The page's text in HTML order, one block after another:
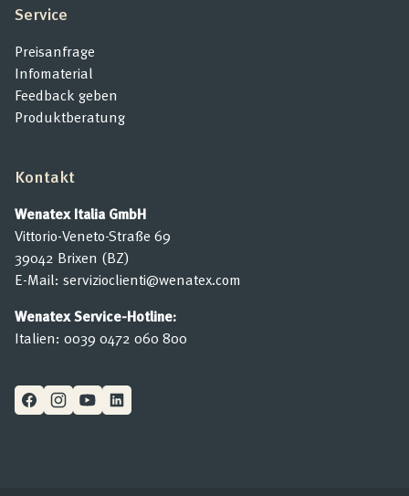
Service
Preisanfrage
Infomaterial
Feedback geben
Produktberatung
Kontakt
Wenatex Italia GmbH
Vittorio-Veneto-Straße 69
39042 Brixen (BZ)
E-Mail: servizioclienti@wenatex.com
Wenatex Service-Hotline:
Italien: 0039 0472 060 800